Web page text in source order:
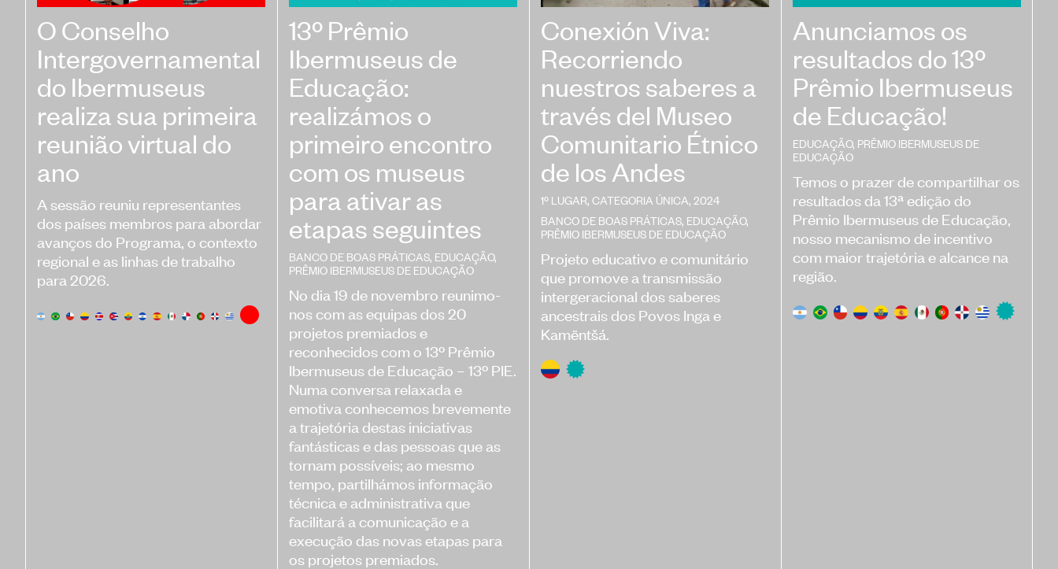
O Conselho
Intergovernamental
do Ibermuseus
realiza sua primeira
reunião virtual do
ano
A sessão reuniu representantes
dos países membros para abordar
avanços do Programa, o contexto
regional e as linhas de trabalho
para 2026.
13º Prêmio
Ibermuseus de
Educação:
realizámos o
primeiro encontro
com os museus
para ativar as
etapas seguintes
BANCO DE BOAS PRÁTICAS, EDUCAÇÃO,
PRÊMIO IBERMUSEUS DE EDUCAÇÃO
No dia 19 de novembro reunimo-
nos com as equipas dos 20
projetos premiados e
reconhecidos com o 13º Prêmio
Ibermuseus de Educação – 13º PIE.
Numa conversa relaxada e
emotiva conhecemos brevemente
a trajetória destas iniciativas
fantásticas e das pessoas que as
tornam possíveis; ao mesmo
tempo, partilhámos informação
técnica e administrativa que
facilitará a comunicação e a
execução das novas etapas para
os projetos premiados.
Conexión Viva:
Recorriendo
nuestros saberes a
través del Museo
Comunitario Étnico
de los Andes
1º LUGAR, CATEGORIA ÚNICA, 2024
BANCO DE BOAS PRÁTICAS, EDUCAÇÃO,
PRÊMIO IBERMUSEUS DE EDUCAÇÃO
Projeto educativo e comunitário
que promove a transmissão
intergeracional dos saberes
ancestrais dos Povos Inga e
Kamëntšá.
Anunciamos os
resultados do 13º
Prêmio Ibermuseus
de Educação!
EDUCAÇÃO, PRÊMIO IBERMUSEUS DE
EDUCAÇÃO
Temos o prazer de compartilhar os
resultados da 13ª edição do
Prêmio Ibermuseus de Educação,
nosso mecanismo de incentivo
com maior trajetória e alcance na
região.